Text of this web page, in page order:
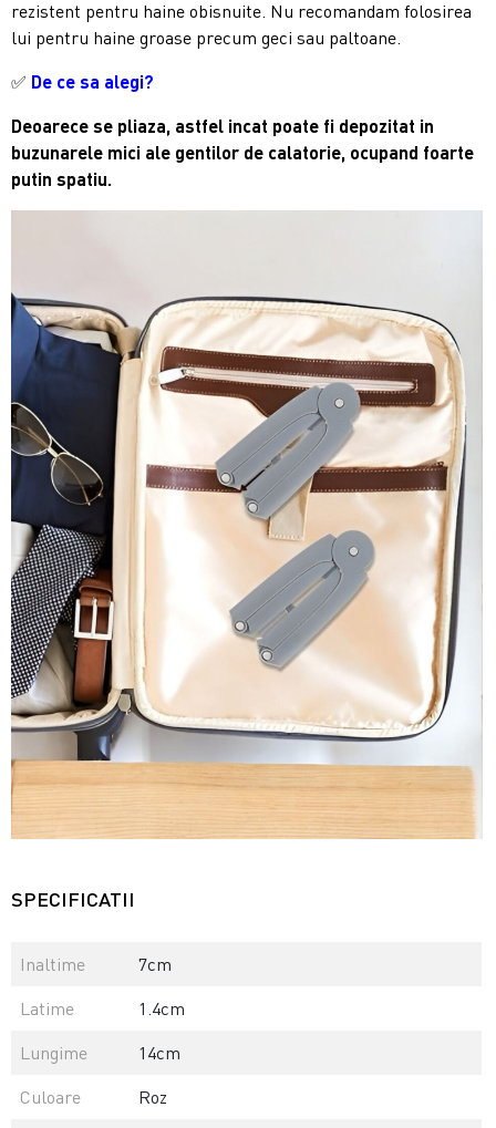
rezistent pentru haine obisnuite. Nu recomandam folosirea
lui pentru haine groase precum geci sau paltoane.
✅ De ce sa alegi?
Deoarece se pliaza, astfel incat poate fi depozitat in
buzunarele mici ale gentilor de calatorie, ocupand foarte
putin spatiu.
SPECIFICATII
Inaltime
7cm
Latime
1.4cm
Lungime
14cm
Culoare
Roz